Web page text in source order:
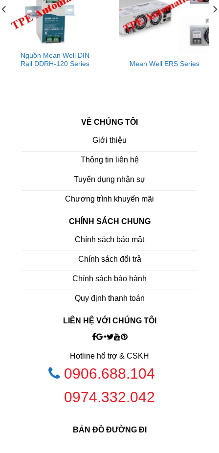
Nguồn Mean Well DIN
Rail DDRH-120 Series
Mean Well ERS Series
VỀ CHÚNG TÔI
Giới thiệu
Thông tin liên hệ
Tuyển dụng nhận sự
Chương trình khuyến mãi
CHÍNH SÁCH CHUNG
Chính sách bảo mật
Chính sách đổi trả
Chính sách bảo hành
Quy định thanh toán
LIÊN HỆ VỚI CHÚNG TÔI
Hotline hổ trợ & CSKH
0906.688.104
0974.332.042
BẢN ĐỒ ĐƯỜNG ĐI